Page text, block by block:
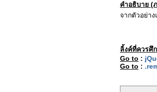
คำอธิบาย (
จากตัวอย่าง
ลิ้งค์ที่ควรศึ
Go to :
Go to :